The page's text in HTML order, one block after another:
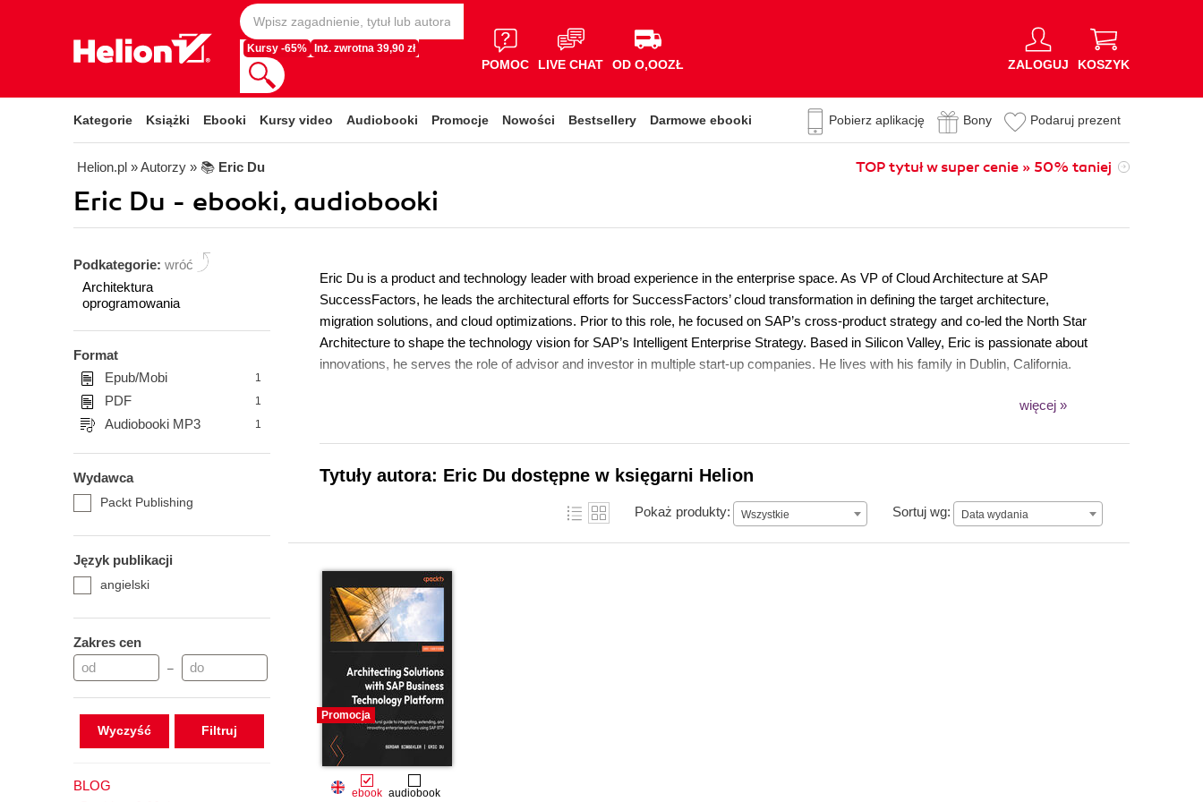
Kursy -65% Inż. zwrotna 39,90 zł
POMOC LIVE CHAT OD O,OOZŁ ZALOGUJ KOSZYK
Kategorie Książki Ebooki Kursy video Audiobooki Promocje Nowości Bestsellery Darmowe ebooki Pobierz aplikację Bony Podaruj prezent
Helion.pl » Autorzy » 📚 Eric Du TOP tytuł w super cenie » 50% taniej
Eric Du - ebooki, audiobooki
Podkategorie: wróć
Architektura
oprogramowania
Format
Epub/Mobi
1
PDF 1
Audiobooki MP3 1
Wydawca
Packt Publishing
Język publikacji
angielski
Zakres cen
–
Wyczyść
BLOG
Eric Du is a product and technology leader with broad experience in the enterprise space. As VP of Cloud Architecture at SAP
SuccessFactors, he leads the architectural efforts for SuccessFactors’ cloud transformation in defining the target architecture,
migration solutions, and cloud optimizations. Prior to this role, he focused on SAP’s cross-product strategy and co-led the North Star
Architecture to shape the technology vision for SAP’s Intelligent Enterprise Strategy. Based in Silicon Valley, Eric is passionate about
innovations, he serves the role of advisor and investor in multiple start-up companies. He lives with his family in Dublin, California.
więcej »
Tytuły autora: Eric Du dostępne w księgarni Helion
Pokaż produkty: Wszystkie Sortuj wg: Data wydania
Data wydania
Promocja
ebook audiobook